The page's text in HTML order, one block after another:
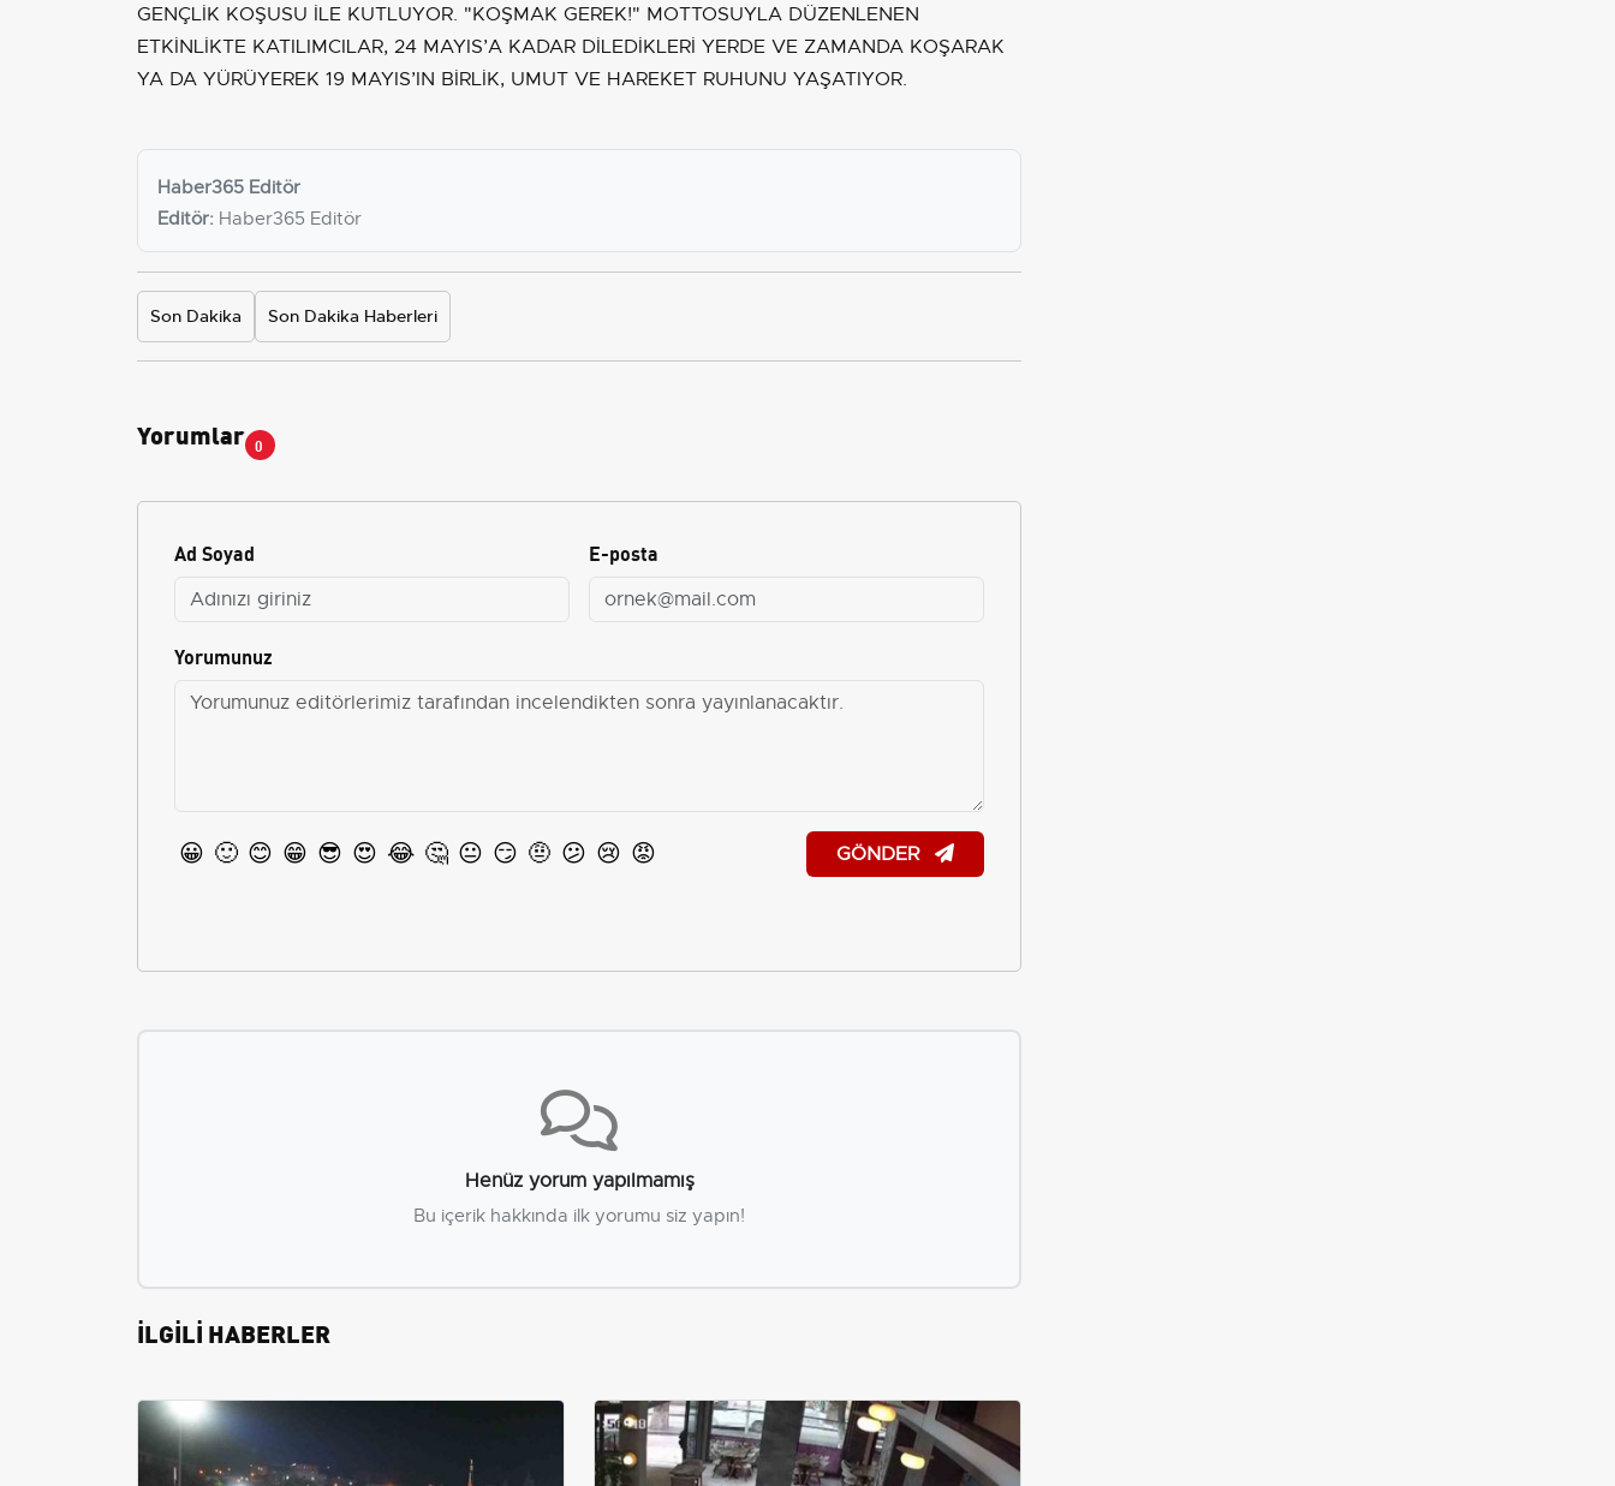
GENÇLİK KOŞUSU İLE KUTLUYOR. "KOŞMAK GEREK!" MOTTOSUYLA DÜZENLENEN
ETKİNLİKTE KATILIMCILAR, 24 MAYIS’A KADAR DİLEDİKLERİ YERDE VE ZAMANDA KOŞARAK
YA DA YÜRÜYEREK 19 MAYIS’IN BİRLİK, UMUT VE HAREKET RUHUNU YAŞATIYOR.
Haber365 Editör
Editör: Haber365 Editör
Son Dakika Son Dakika Haberleri
Yorumlar 0
Ad Soyad E-posta
Yorumunuz
😀 🙂 😊 😁 😎 😍 😂 🤔 😐 😏 🤨 😕 😢 😡 GÖNDER
Henüz yorum yapılmamış
Bu içerik hakkında ilk yorumu siz yapın!
İLGİLİ HABERLER